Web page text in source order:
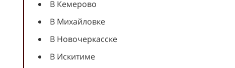
В Кемерово
В Михайловке
В Новочеркасске
В Искитиме